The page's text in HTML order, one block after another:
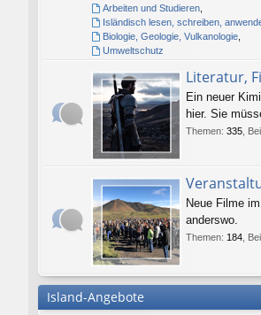
Arbeiten und Studieren,
Isländisch lesen, schreiben,
Biologie, Geologie, Vulkanologie,
Umweltschutz
Literatur,
Ein neuer
hier. Sie
Themen: 335
Neue Filme
anderswo.
Themen: 184
Island-Angebote